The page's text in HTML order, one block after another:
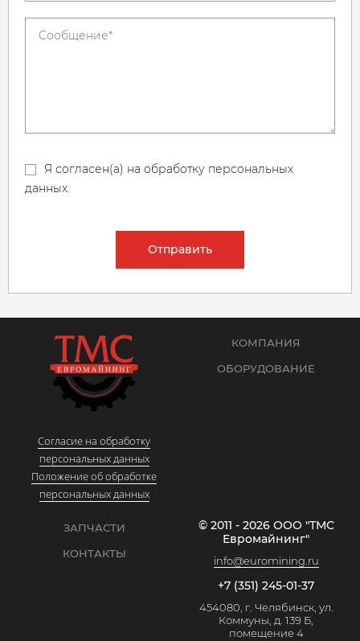
Я согласен(а) на обработку персональных
данных.
Отправить
Согласие на обработку
персональных данных
Положение об обработке
персональных данных
КОМПАНИЯ
ОБОРУДОВАНИЕ
ЗАПЧАСТИ
КОНТАКТЫ
© 2011 - 2026 ООО "ТМС
Евромайнинг"
info@euromining.ru
+7 (351) 245-01-37
454080, г. Челябинск, ул.
Коммуны, д. 139 Б,
помещение 4